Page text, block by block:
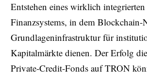
Entstehen eines wirklich
Finanzsystems, in dem Blockchain-
Grundlageninfrastruktur für
Kapitalmärkte dienen. Der Erfolg
Private-Credit-Fonds auf TRON